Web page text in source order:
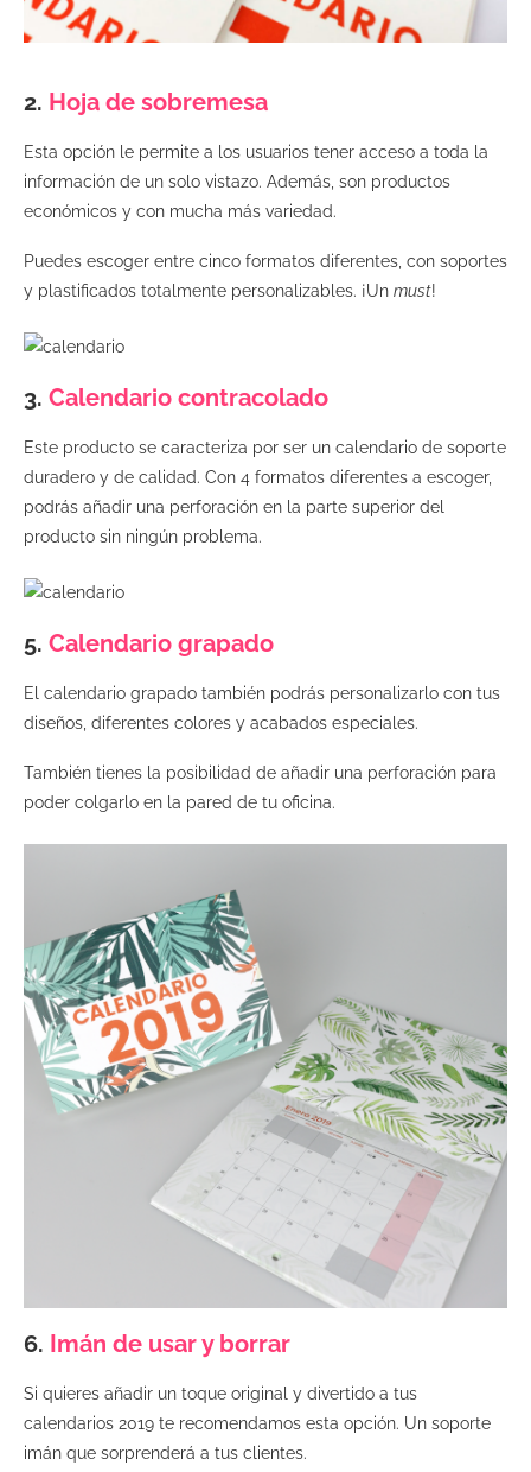
2. Hoja de sobremesa
Esta opción le permite a los usuarios tener acceso a toda la
información de un solo vistazo. Además, son productos
económicos y con mucha más variedad.
Puedes escoger entre cinco formatos diferentes, con soportes
y plastificados totalmente personalizables. ¡Un must!
3. Calendario contracolado
Este producto se caracteriza por ser un calendario de soporte
duradero y de calidad. Con 4 formatos diferentes a escoger,
podrás añadir una perforación en la parte superior del
producto sin ningún problema.
5. Calendario grapado
El calendario grapado también podrás personalizarlo con tus
diseños, diferentes colores y acabados especiales.
También tienes la posibilidad de añadir una perforación para
poder colgarlo en la pared de tu oficina.
6. Imán de usar y borrar
Si quieres añadir un toque original y divertido a tus
calendarios 2019 te recomendamos esta opción. Un soporte
imán que sorprenderá a tus clientes.